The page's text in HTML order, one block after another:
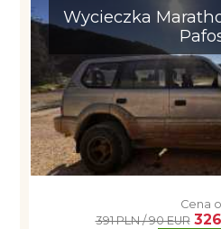
Wycieczka
Cena
391 PLN / 90 EUR